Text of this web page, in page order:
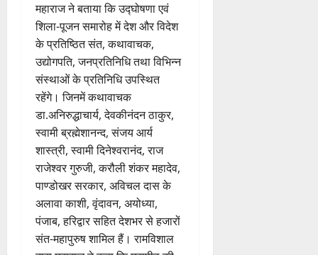
महाराज ने बताया कि उद्घोषणा एवं
शिला-पूजन समारोह में देश और विदेश
के प्रतिष्ठित संत, कथावाचक,
उद्योगपति, जनप्रतिनिधि तथा विभिन्न
संस्थाओं के प्रतिनिधि उपस्थित
रहेंगे। जिनमें कथावाचक
डा.अनिरुद्धाचार्य, देवकीनंदन ठाकुर,
स्वामी ब्रह्मेशानन्द, संजय आर्य
शास्त्री, स्वामी दिनेश्वरानंद, राज
राजेश्वर गुरुजी, करौली शंकर महादेव,
पाण्डोखर सरकार, अविचल दास के
अलावा काशी, वृंदावन, अयोध्या,
पंजाब, हरिद्वार सहित देशभर से हजारों
संत-महापुरुष शामिल हैं। रामविशाल